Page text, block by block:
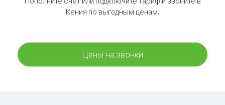
Кения по выгодным ценам.
Цены на звонки